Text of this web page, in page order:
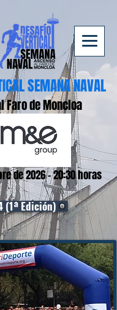
SEMANA NAVAL
Faro de Moncloa
de 2026 - 20:30 horas
(1ª Edición)